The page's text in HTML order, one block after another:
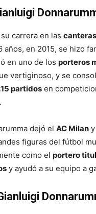
carrera en las
años, en 2015, se hizo
en uno de los porteros
vertiginoso, y se
partidos en
dejó el AC Milan
figuras del fútbol
como el portero
y ayudó a su equipo a